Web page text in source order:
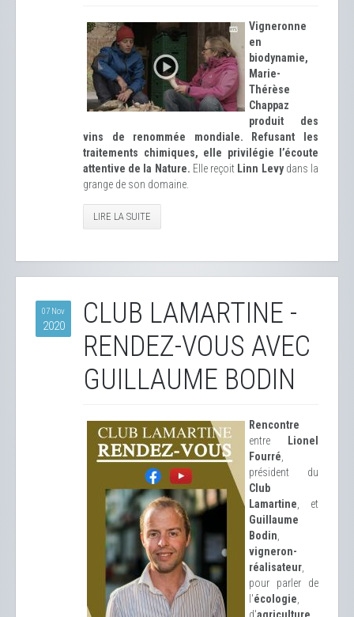
Vigneronne
en
biodynamie,
Marie-
Thérèse
Chappaz
produit des
vins de renommée mondiale. Refusant les
traitements chimiques, elle privilégie l’écoute
attentive de la Nature. Elle reçoit Linn Levydans la
grange de son domaine.
LIRE LA SUITE
07 Nov
2020
CLUB LAMARTINE -
RENDEZ-VOUS AVEC
GUILLAUME BODIN
Rencontre
entre
Lionel
Fourré
président du
Club
Lamartine , et
Guillaume
Bodin
vigneron-
réalisateur
pour parler de
l'écologie